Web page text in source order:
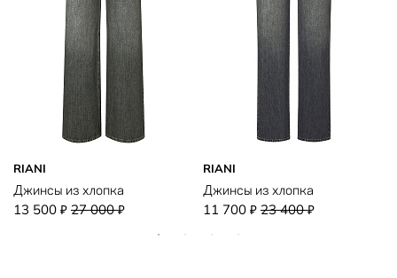
RIANI
Джинсы из хлопка
13 500 ₽ 27 000₽
RIANI
Джинсы из хлопка
11 700 ₽ 23 400₽